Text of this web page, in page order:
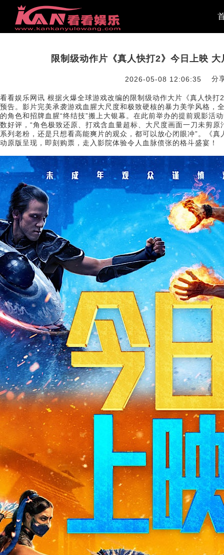
限制级动作片《真人快打2》今日上映
2026-05-08 12:06:35 分
看看娱乐网讯 根据火爆全球游戏改编的限制级动作大片《真人快
预告。影片完美承袭游戏血腥大尺度和极致硬核的暴力美学风格，
的角色和招牌血腥“终结技”搬上大银幕。在此前举办的提前观影活
数好评，“角色极致还原、打戏含血量超标、大尺度画面一刀未剪
系列老粉，还是只想看高能爽片的观众，都可以放心闭眼冲”。《
动原版呈现，即刻购票，走入影院体验令人血脉偾张的格斗盛宴！